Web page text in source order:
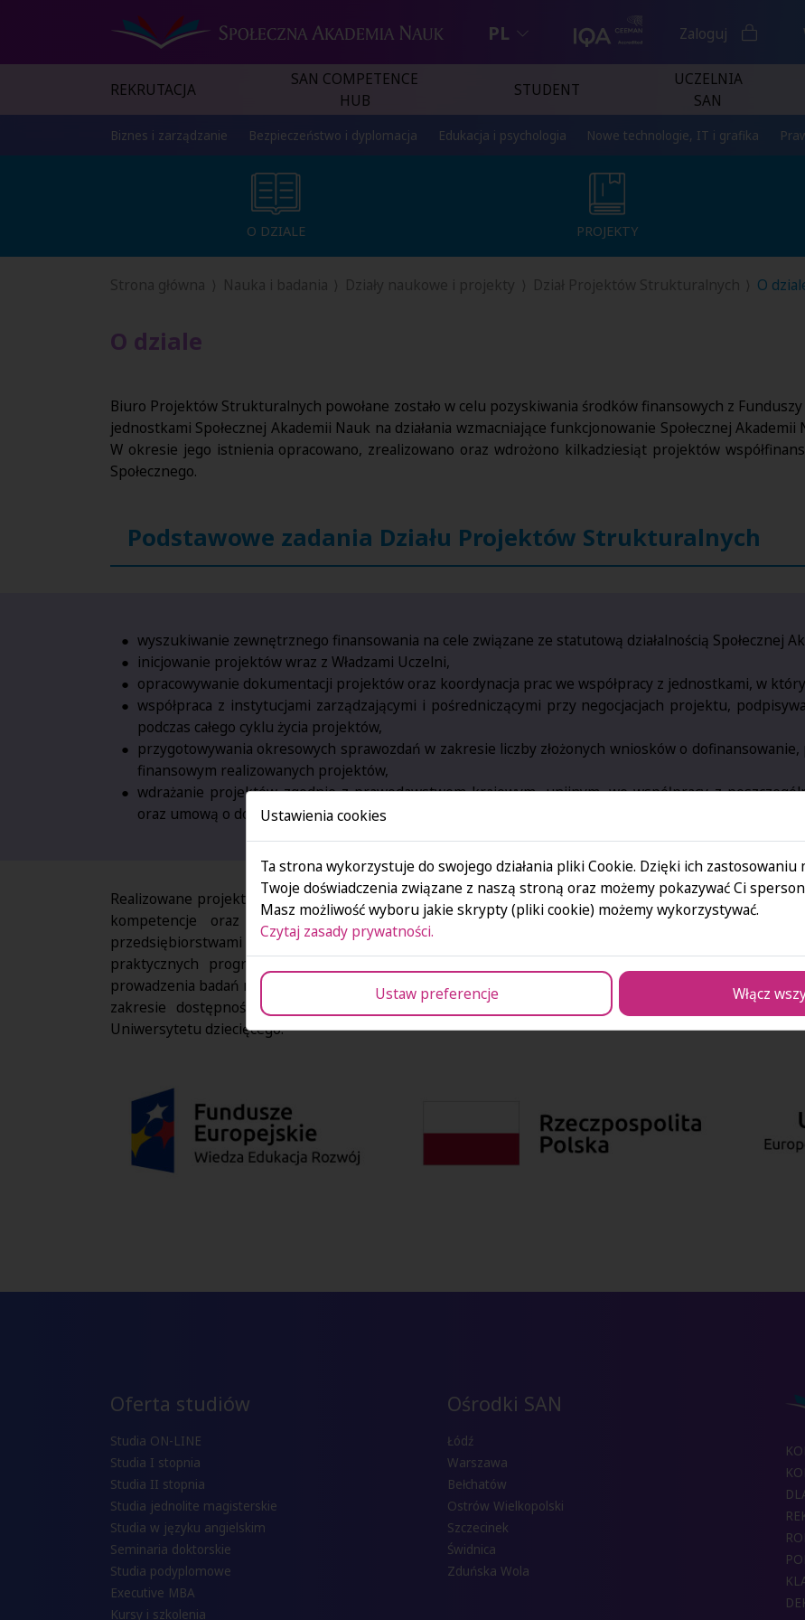
PL Zaloguj
REKRUTACJA
SAN COMPETENCE
HUB
STUDENT
UCZELNIA
SAN
Biznes i zarządzanie Bezpieczeństwo i dyplomacja Edukacja i psychologia Nowe technologie, IT i grafika
O DZIALE PROJEKTY
O DZIALE PROJEKTY
Strona główna Nauka i badania Działy naukowe i projekty Dział Projektów Strukturalnych O
O dziale
Biuro Projektów Strukturalnych powołane zostało w celu pozyskiwania środków finansowych z
jednostkami Społecznej Akademii Nauk na działania wzmacniające funkcjonowanie Społecznej
W okresie jego istnienia opracowano, zrealizowano oraz wdrożono kilkadziesiąt projektów
Społecznego.
Podstawowe zadania Działu Projektów Strukturalnych
wyszukiwanie zewnętrznego finansowania na cele związane ze statutową działalnością Społecznej
inicjowanie projektów wraz z Władzami Uczelni,
opracowywanie dokumentacji projektów oraz koordynacja prac we współpracy z jednostkami, w
współpraca z instytucjami zarządzającymi i pośredniczącymi przy negocjacjach projektu,
podczas całego cyklu życia projektów,
przygotowywania okresowych sprawozdań w zakresie liczby złożonych wniosków o
finansowym realizowanych projektów,
wdrażanie projektów zgodnie z prawodawstwem krajowym, unijnym, we współpracy z
oraz umową o dofinansowanie.
Realizowane projekty swoim zakresem obejmują, proces umiędzynarodowienie kształcenia, rozwój
kompetencje oraz kwalifikacje studentów, kadry zarządzającej i administracyjnej,
przedsiębiorstwami i instytucjami w zakresie organizacji staży, wizyt studyjnych, wykładów
praktycznych programów kształcenia, wdrażania informatycznych narzędzi do zarządzania
prowadzenia badań nad dostosowaniem oferty edukacyjnej do potrzeb zmieniającego się otoczenia
zakresie dostępności dla osób z niepełnosprawnościami, działania na rzecz społeczności
Uniwersytetu dziecięcego.
Oferta studiów
Studia ON-LINE
Studia I stopnia
Studia II stopnia
Studia jednolite magisterskie
Studia w języku angielskim
Seminaria doktorskie
Studia podyplomowe
Executive MBA
Kursy i szkolenia
Ośrodki SAN
Łódź
Warszawa
Bełchatów
Ostrów Wielkopolski
Szczecinek
Świdnica
Zduńska Wola
Ustawienia cookies
Ta strona wykorzystuje do swojego działania pliki Cookie. Dzięki ich zastosowaniu
Twoje doświadczenia związane z naszą stroną oraz możemy pokazywać Ci
Masz możliwość wyboru jakie skrypty (pliki cookie) możemy wykorzystywać.
Czytaj zasady prywatności.
Ustaw preferencje Włącz